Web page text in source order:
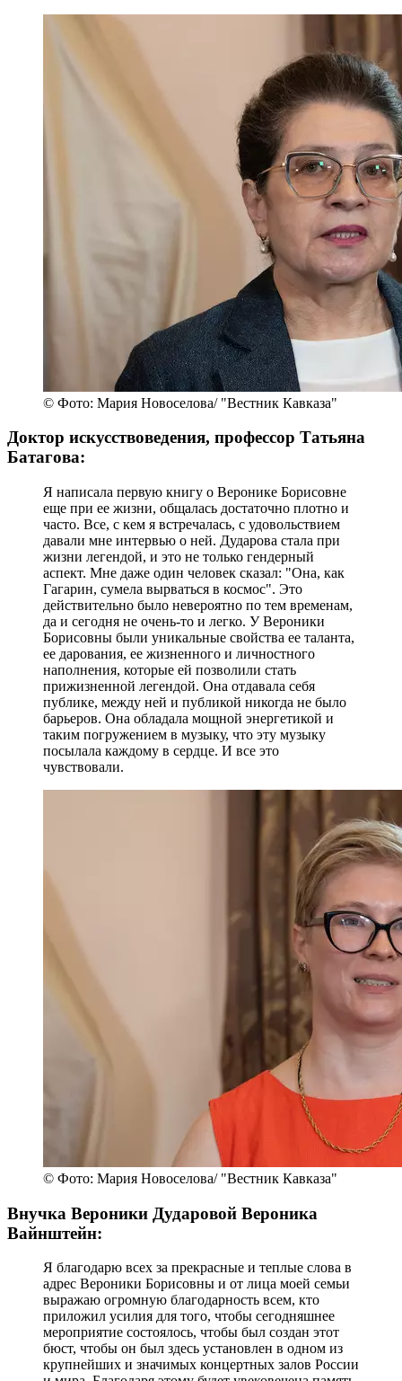
© Фото: Мария Новоселова/ "Вестник Кавказа"
Доктор искусствоведения, профессор Татьяна
Батагова:
Я написала первую книгу о Веронике Борисовне
еще при ее жизни, общалась достаточно плотно и
часто. Все, с кем я встречалась, с удовольствием
давали мне интервью о ней. Дударова стала при
жизни легендой, и это не только гендерный
аспект. Мне даже один человек сказал: "Она, как
Гагарин, сумела вырваться в космос". Это
действительно было невероятно по тем временам,
да и сегодня не очень-то и легко. У Вероники
Борисовны были уникальные свойства ее таланта,
ее дарования, ее жизненного и личностного
наполнения, которые ей позволили стать
прижизненной легендой. Она отдавала себя
публике, между ней и публикой никогда не было
барьеров. Она обладала мощной энергетикой и
таким погружением в музыку, что эту музыку
посылала каждому в сердце. И все это
чувствовали.
© Фото: Мария Новоселова/ "Вестник Кавказа"
Внучка Вероники Дударовой Вероника
Вайнштейн:
Я благодарю всех за прекрасные и теплые слова в
адрес Вероники Борисовны и от лица моей семьи
выражаю огромную благодарность всем, кто
приложил усилия для того, чтобы сегодняшнее
мероприятие состоялось, чтобы был создан этот
бюст, чтобы он был здесь установлен в одном из
крупнейших и значимых концертных залов России